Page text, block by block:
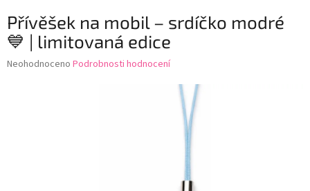
Přívěšek na mobil – srdíčko modré
💙 | limitovaná edice
Průměrné
Neohodnoceno Podrobnosti hodnocení